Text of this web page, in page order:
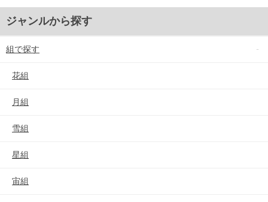
ジャンルから探す
組で探す
花組
月組
雪組
星組
宙組